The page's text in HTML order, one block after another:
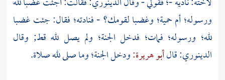
ورسوله؛ أم حمية؛ وغضبا لقومك؟ - فنادته؛ فقال: جئت غضبا
لله؛ ورسوله؛ فمات؛ فدخل الجنة؛ ولم يصل لله قط; وقال
الدينوري:قالأبو هريرة:ودخل الجنة؛ وما صلى لله صلاة.